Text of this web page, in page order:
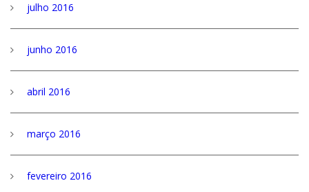
julho 2016
junho 2016
abril 2016
março 2016
fevereiro 2016